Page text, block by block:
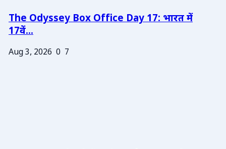
The Odyssey Box Office Day 17: भारत में
17वें...
Aug 3, 2026 0 7